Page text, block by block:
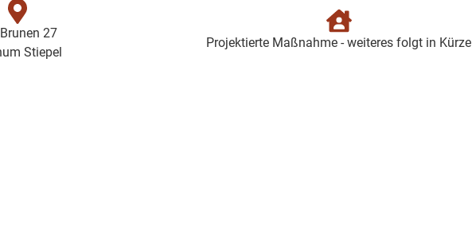
27
Stiepel
Projektierte Maßnahme - weiteres folgt in Kürze